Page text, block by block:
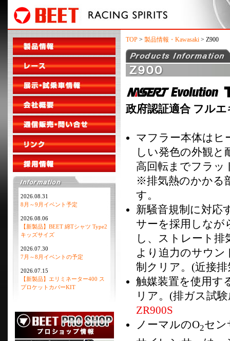
2026.08.31
8月～9月イベント予定
2026.08.06
【新製品】BEET 綿Tシャツ Type2
キッズサイズ
2026.07.30
7月～8月イベントの予定
2026.07.15
【新製品】エリミネーター400 ス
プロケットカバーKIT
TOP > 製品情報・Kawasaki > Z900
政府認証適合 フル
マフラー本体はヒ
しい発色の外観と
高回転までフラッ
※排気熱のかかる
す。
新騒音規制に対応
サーを採用しなが
し、ストレート
より迫力のサウン
制クリア。(近接排
触媒装置を使用す
リア。(排ガス試
ZR900S
ノーマルのO2セン